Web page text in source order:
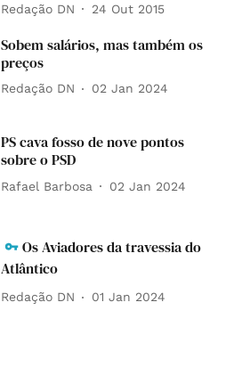
Redação DN 24 Out 2015
Sobem salários, mas também os
preços
Redação DN 02 Jan 2024
PS cava fosso de nove pontos
sobre o PSD
Rafael Barbosa 02 Jan 2024
Os Aviadores da travessia do
Atlântico
Redação DN 01 Jan 2024